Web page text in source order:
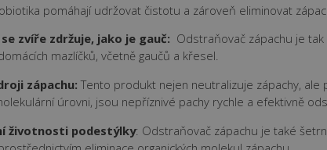
pomáhají udržovat čistotu a zároveň eliminovat
zvíře zdržuje, jako je gauč: Odstraňovač zápachu je
mazlíčků, včetně gaučů a křesel.
zápachu: Tento produkt nejen neutralizuje zápachy,
úrovni, jsou nepříznivé pachy rychle a efektivně
životnosti podestýlky: Odstraňovač zápachu je také
detailů relace pro účely udržování a řízení
stránkách.
měsíc
souhlasu se soubory cookie návštěvníků. Je nutné,
Script.com fungoval správně.